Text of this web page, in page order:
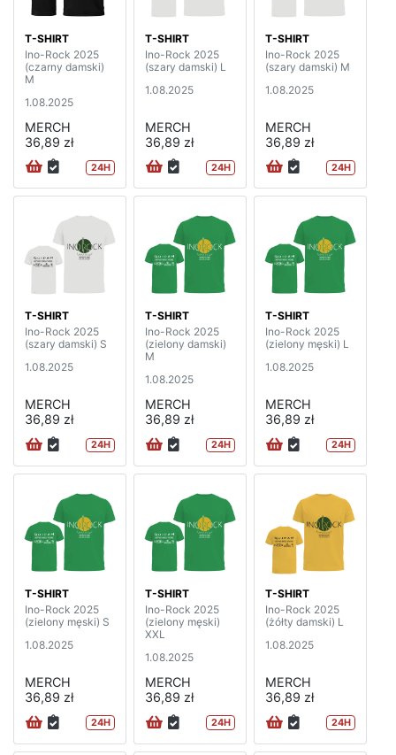
T-SHIRT
Ino-Rock 2025
(czarny damski)
M
1.08.2025
MERCH
36,89 zł
24H
T-SHIRT
Ino-Rock 2025
(szary damski) L
1.08.2025
MERCH
36,89 zł
24H
T-SHIRT
Ino-Rock 2025
(szary damski) M
1.08.2025
MERCH
36,89 zł
24H
T-SHIRT
Ino-Rock 2025
(szary damski) S
1.08.2025
MERCH
36,89 zł
24H
T-SHIRT
Ino-Rock 2025
(zielony damski)
M
1.08.2025
MERCH
36,89 zł
24H
T-SHIRT
Ino-Rock 2025
(zielony męski) L
1.08.2025
MERCH
36,89 zł
24H
T-SHIRT
Ino-Rock 2025
(zielony męski) S
1.08.2025
MERCH
36,89 zł
24H
T-SHIRT
Ino-Rock 2025
(zielony męski)
XXL
1.08.2025
MERCH
36,89 zł
24H
T-SHIRT
Ino-Rock 2025
(żółty damski) L
1.08.2025
MERCH
36,89 zł
24H